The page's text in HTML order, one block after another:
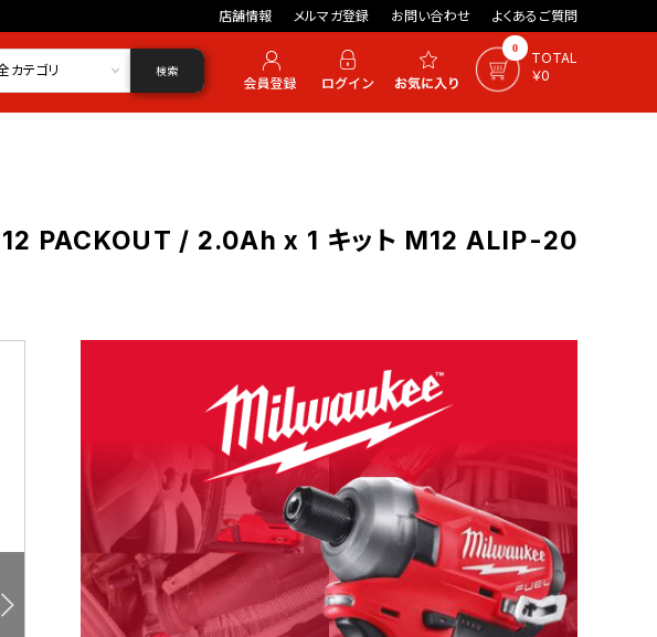
店舗情報 メルマガ登録 お問い合わせ よくあるご質問
0
TOTAL
￥0
カテゴリ 検索
PACKOUT / 2.0Ah x 1 キット M12 ALIP-20